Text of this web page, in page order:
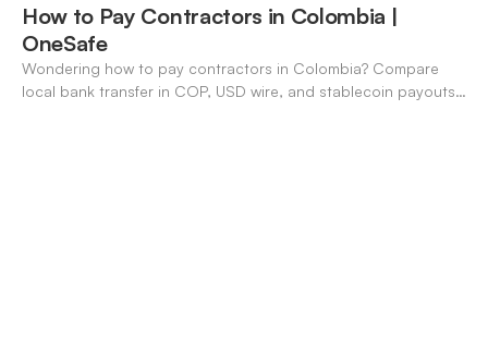
How to Pay Contractors in Colombia |
OneSafe
Wondering how to pay contractors in Colombia? Compare
local bank transfer in COP, USD wire, and stablecoin payouts.